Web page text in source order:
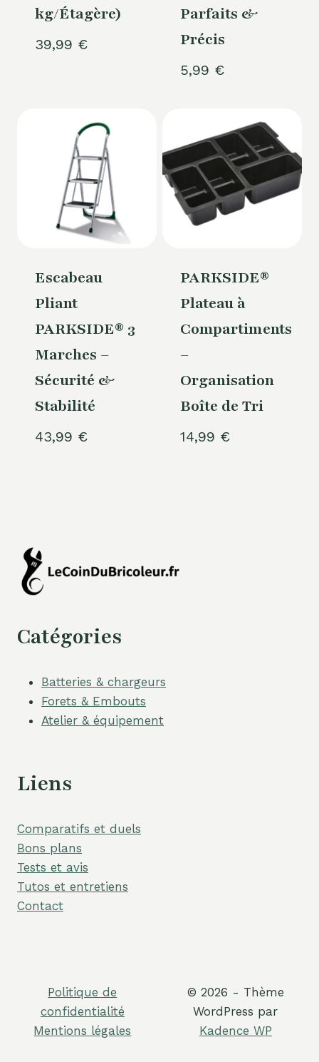
kg/Étagère)
39,99 €
Parfaits &
Précis
5,99 €
Escabeau
Pliant
PARKSIDE® 3
Marches –
Sécurité &
Stabilité
43,99 €
PARKSIDE®
Plateau à
Compartiments
–
Organisation
Boîte de Tri
14,99 €
Catégories
Batteries & chargeurs
Forets & Embouts
Atelier & équipement
Liens
Comparatifs et duels
Bons plans
Tests et avis
Tutos et entretiens
Contact
Politique de
confidentialité
Mentions légales
© 2026 - Thème
WordPress par
Kadence WP